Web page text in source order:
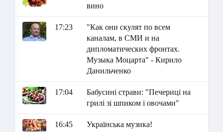
вино
17:23
"Как они скулят по всем
каналам, в СМИ и на
дипломатических фронтах.
Музыка Моцарта" - Кирило
Данильченко
17:04
Бабусині страви: "Печериці на
грилі зі шпиком і овочами"
16:45 Українська музика!